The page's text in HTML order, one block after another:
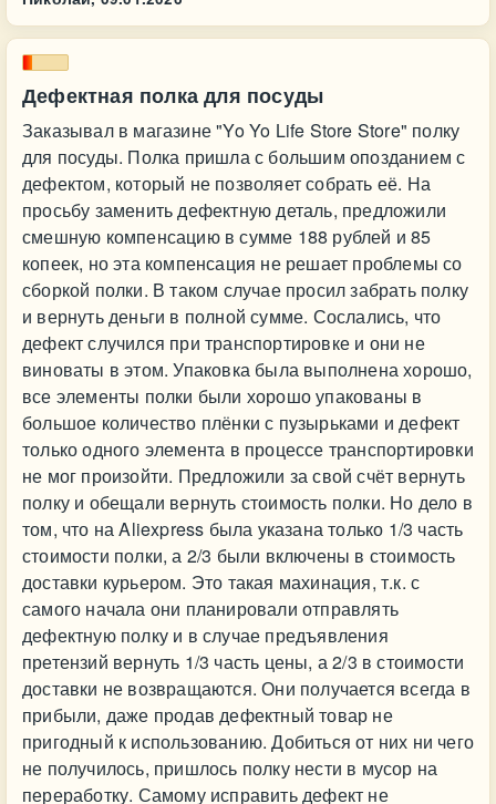
Дефектная полка для посуды
Заказывал в магазине "Yo Yo Life Store Store" полку
для посуды. Полка пришла с большим опозданием с
дефектом, который не позволяет собрать её. На
просьбу заменить дефектную деталь, предложили
смешную компенсацию в сумме 188 рублей и 85
копеек, но эта компенсация не решает проблемы со
сборкой полки. В таком случае просил забрать полку
и вернуть деньги в полной сумме. Сослались, что
дефект случился при транспортировке и они не
виноваты в этом. Упаковка была выполнена хорошо,
все элементы полки были хорошо упакованы в
большое количество плёнки с пузырьками и дефект
только одного элемента в процессе транспортировки
не мог произойти. Предложили за свой счёт вернуть
полку и обещали вернуть стоимость полки. Но дело в
том, что на Aliexpress была указана только 1/3 часть
стоимости полки, а 2/3 были включены в стоимость
доставки курьером. Это такая махинация, т.к. с
самого начала они планировали отправлять
дефектную полку и в случае предъявления
претензий вернуть 1/3 часть цены, а 2/3 в стоимости
доставки не возвращаются. Они получается всегда в
прибыли, даже продав дефектный товар не
пригодный к использованию. Добиться от них ни чего
не получилось, пришлось полку нести в мусор на
переработку. Самому исправить дефект не